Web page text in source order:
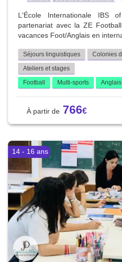
L'École Internationale IBS
partenariat avec la ZE
vacances Foot/Anglais en
Séjours linguistiques
Colonies
Ateliers et stages
Football
Multi-sports Anglais
766
14 - 16 ans